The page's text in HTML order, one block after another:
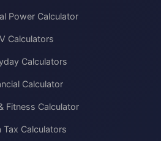
Power Calculator
Calculators
Calculators
Calculator
Fitness Calculator
Tax Calculators